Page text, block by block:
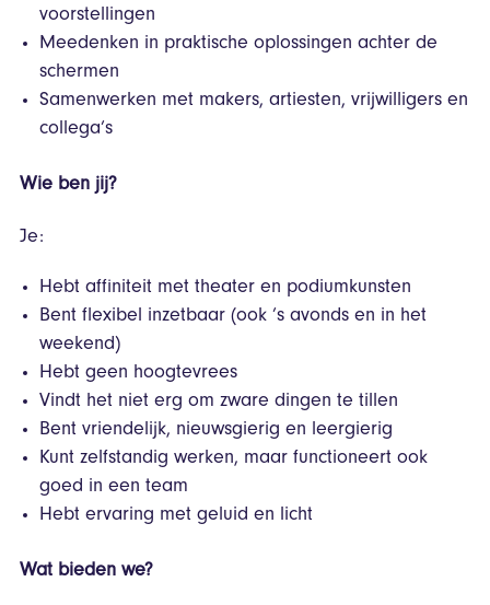
voorstellingen
Meedenken in praktische oplossingen achter de
schermen
Samenwerken met makers, artiesten, vrijwilligers en
collega’s
Wie ben jij?
Je:
Hebt affiniteit met theater en podiumkunsten
Bent flexibel inzetbaar (ook ’s avonds en in het
weekend)
Hebt geen hoogtevrees
Vindt het niet erg om zware dingen te tillen
Bent vriendelijk, nieuwsgierig en leergierig
Kunt zelfstandig werken, maar functioneert ook
goed in een team
Hebt ervaring met geluid en licht
Wat bieden we?